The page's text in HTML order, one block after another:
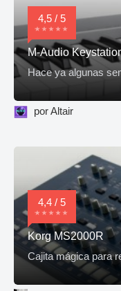
4,5 / 5
M-Audio
Hace ya algunas
por Altair
4,4 / 5
Korg MS2000R
Cajita mágica para